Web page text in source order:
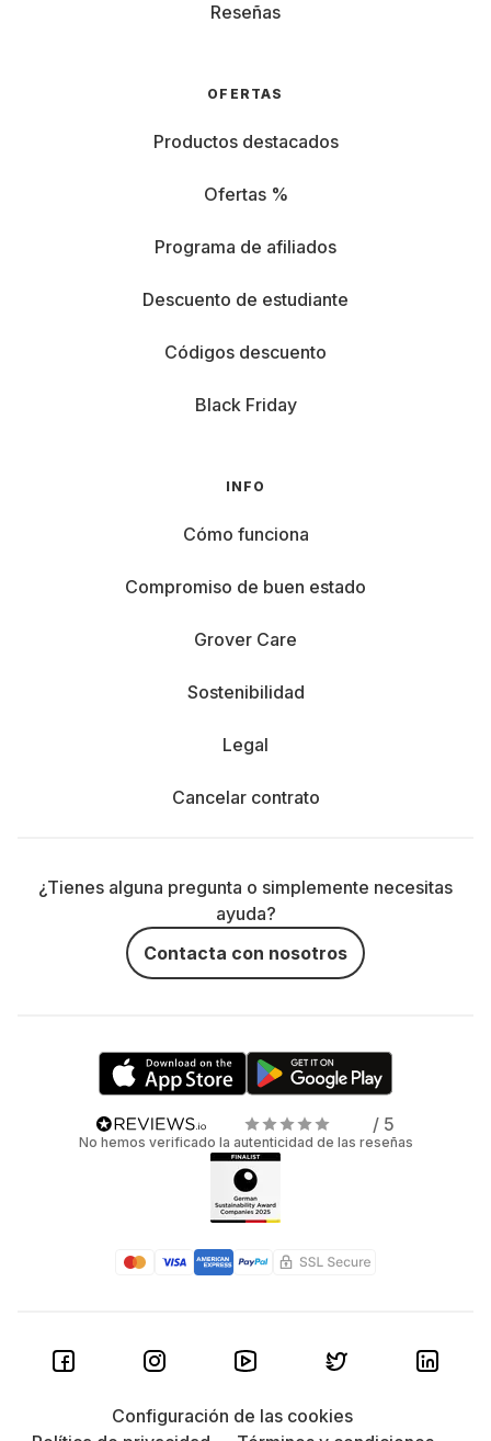
Reseñas
OFERTAS
Productos destacados
Ofertas %
Programa de afiliados
Descuento de estudiante
Códigos descuento
Black Friday
INFO
Cómo funciona
Compromiso de buen estado
Grover Care
Sostenibilidad
Legal
Cancelar contrato
¿Tienes alguna pregunta o simplemente necesitas
ayuda?
Contacta con nosotros
/ 5
No hemos verificado la autenticidad de las reseñas
Configuración de las cookies